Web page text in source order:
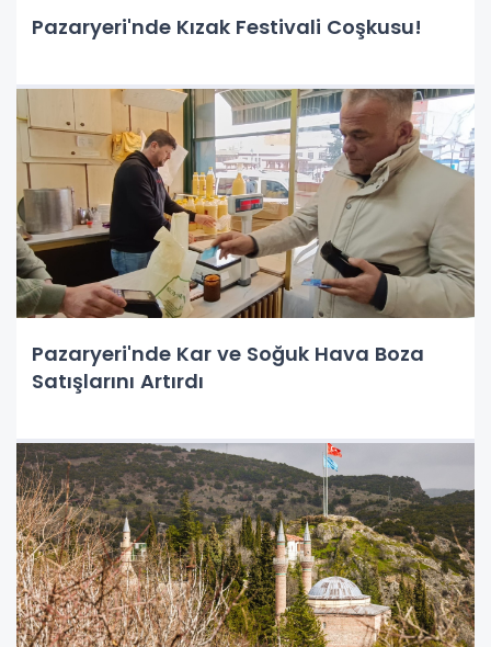
Pazaryeri'nde Kızak Festivali Coşkusu!
Pazaryeri'nde Kar ve Soğuk Hava Boza
Satışlarını Artırdı